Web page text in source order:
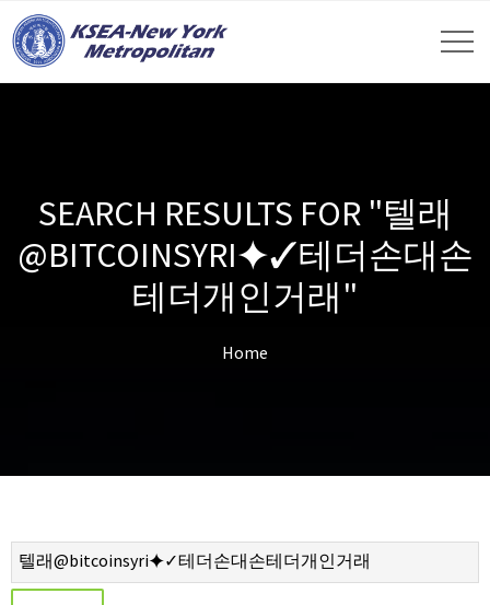
SEARCH RESULTS FOR "텔래
@BITCOINSYRI⯌✓테더손대손
테더개인거래"
Home